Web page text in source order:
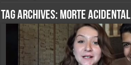
Tag Archives: morte acidental